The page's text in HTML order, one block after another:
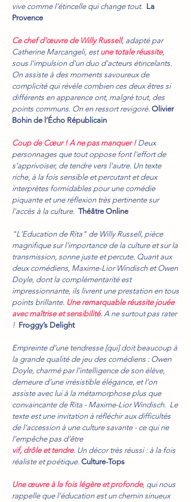
vive comme l'étincelle qui change tout. La
Provence
Ce chef d'œuvre de Willy Russell, adapté par
Catherine Marcangeli, estune totale réussite,
sous l'impulsion d'un duo d'acteurs étincelants.
On assiste à des moments savoureux de
complicité qui révèle combien ces deux êtres si
différents en apparence ont, malgré tout, des
points communs. On en ressort revigoré. Olivier
Bohin de l’Écho Républicain
Coup de Cœur ! A ne pas manquer ! Deux
personnages que tout oppose font l'effort de
s'apprivoiser, de tendre vers l'autre. Un texte
riche, à la fois sensible et percutant et deux
interprètes formidables pour une comédie
piquante et une réflexion très pertinente sur
l'accès à la culture. Théâtre Online
"L'Education de Rita" de Willy Russell, pièce
magnifique sur l'importance de la culture et sur la
transmission, sonne juste et percute. Quant aux
deux comédiens, Maxime-Lior Windisch et Owen
Doyle, dont la complémentarité est
impressionnante, ils livrent une prestation en tous
points brillante. Une remarquable réussite jouée
avec maîtrise et sensibilité. A ne surtout pas rater
! Froggy’s Delight
Empreinte d’une tendresse [qui] doit beaucoup à
la grande qualité de jeu des comédiens : Owen
Doyle, charmé par l’intelligence de son élève,
demeure d’une irrésistible élégance, et l’on
assiste avec lui à la métamorphose plus que
convaincante de Rita - Maxime-Lior Windisch. Le
texte est une invitation à réfléchir aux difficultés
de l’accession à une culture savante - ce qui ne
l’empêche pas d’être
vif, drôle et tendre. Un décor très réussi : à la fois
réaliste et poétique. Culture-Tops
Une œuvre à la fois légère et profonde, qui nous
rappelle que l’éducation est un chemin sinueux